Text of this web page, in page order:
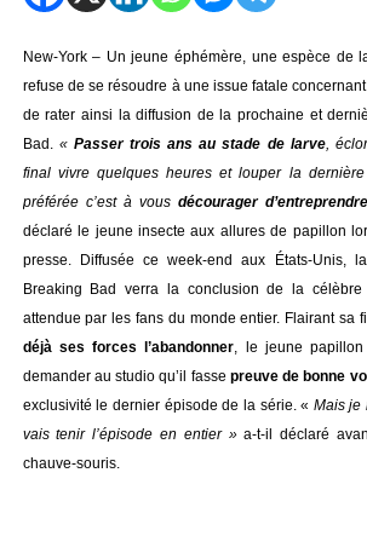
New-York – Un jeune éphémère, une espèce de
refuse de se résoudre à une issue fatale
de rater ainsi la diffusion de la prochaine et
Bad. «Passer trois ans au stade de larve,
final vivre quelques heures et louper la
préférée c’est à vousdécourager
déclaré le jeune insecte aux allures de papillon
presse. Diffusée ce week-end aux États-Unis,
Breaking Bad verra la conclusion de la
attendue par les fans du monde entier. Flairant sa
déjà ses forces l’abandonner, le jeune
demander au studio qu’il fasse preuve de bonne
exclusivité le dernier épisode de la série. « Mais je
vais tenir l’épisode en entier »a-t-il déclaré
chauve-souris.